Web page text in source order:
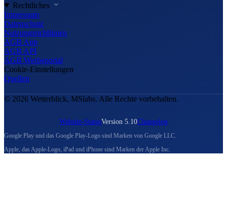
Rechtliches
Impressum
Datenschutz
Nutzungsrichtlinien
AGB App
AGB API
AGB Werbeportal
Cookie-Einstellungen
Quellen
© 2026 Wetterblick, MSlabs. Alle Rechte vorbehalten.
Website-StatusVersion 5.10Changelog
Google Play und das Google Play-Logo sind Marken von Google LLC.
Apple, das Apple-Logo, iPad und iPhone sind Marken der Apple Inc.